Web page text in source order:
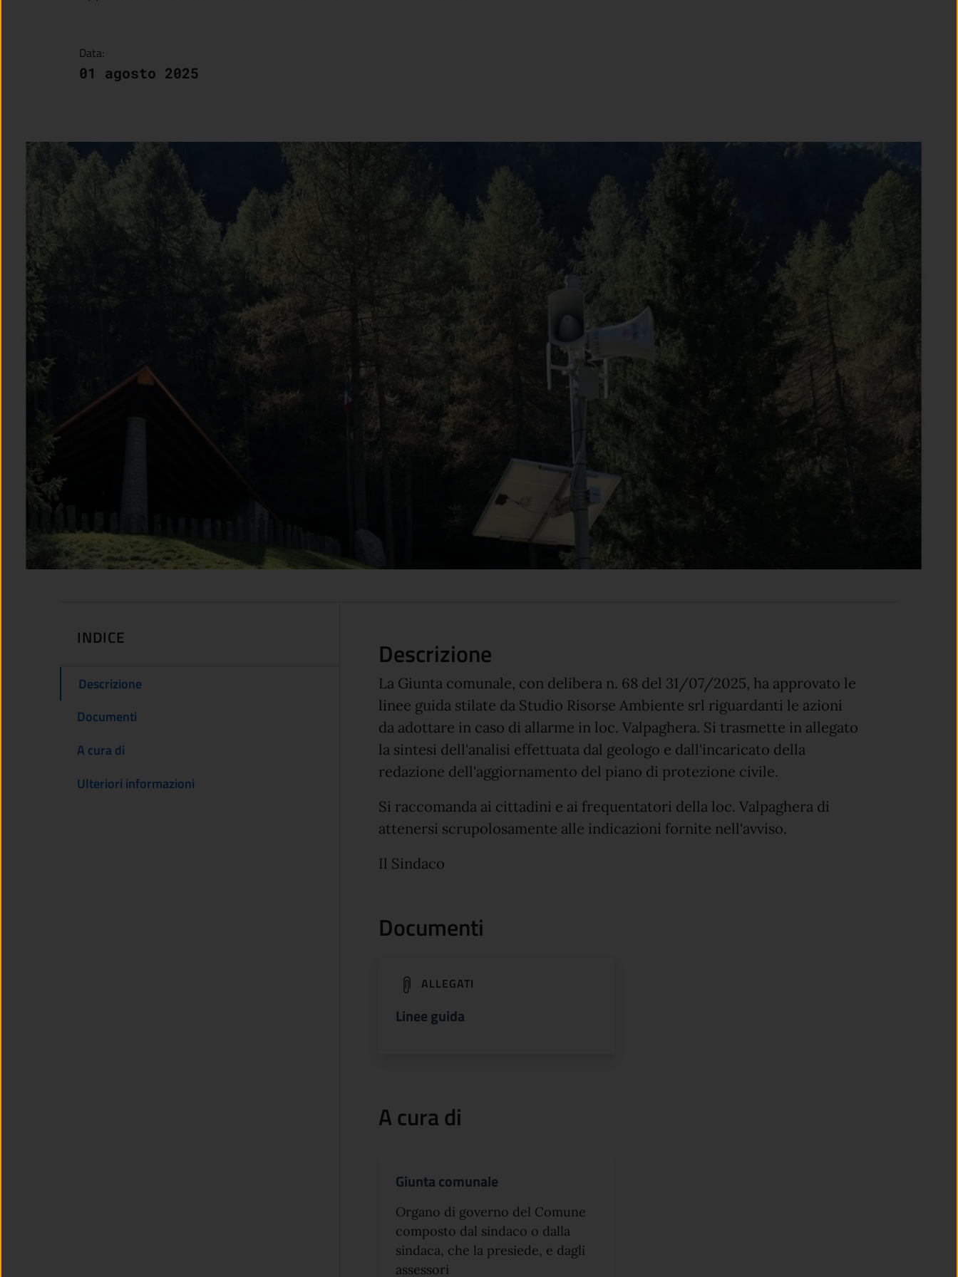
Data:
01 agosto 2025
INDICE
Descrizione
Documenti
A cura di
Ulteriori informazioni
Descrizione
La Giunta comunale, con delibera n. 68 del 31/07/2025, ha approvato le
linee guida stilate da Studio Risorse Ambiente srl riguardanti le azioni
da adottare in caso di allarme in loc. Valpaghera. Si trasmette in allegato
la sintesi dell'analisi effettuata dal geologo e dall'incaricato della
redazione dell'aggiornamento del piano di protezione civile.
Si raccomanda ai cittadini e ai frequentatori della loc. Valpaghera di
attenersi scrupolosamente alle indicazioni fornite nell'avviso.
Il Sindaco
Documenti
ALLEGATI
Linee guida
(apre in un'altra scheda).
A cura di
Giunta comunale
Organo di governo del Comune
composto dal sindaco o dalla
sindaca, che la presiede, e dagli
assessori